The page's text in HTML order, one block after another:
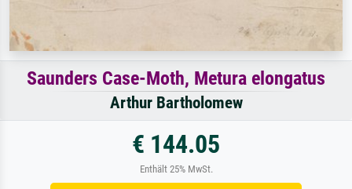
Saunders Case-Moth, Metura elongatus
Arthur Bartholomew
€ 144.05
Enthält 25% MwSt.